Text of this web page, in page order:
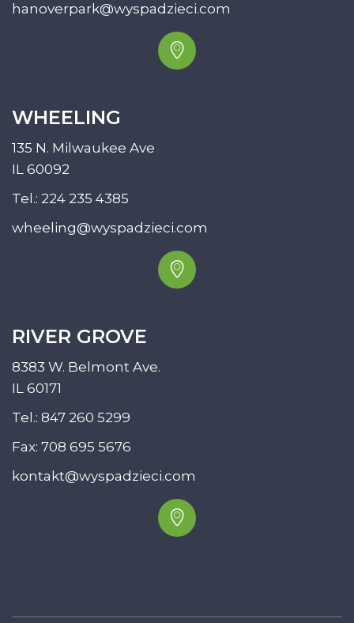
hanoverpark@wyspadzieci.com
WHEELING
135 N. Milwaukee Ave
IL 60092
Tel.: 224 235 4385
wheeling@wyspadzieci.com
RIVER GROVE
8383 W. Belmont Ave.
IL 60171
Tel.: 847 260 5299
Fax: 708 695 5676
kontakt@wyspadzieci.com